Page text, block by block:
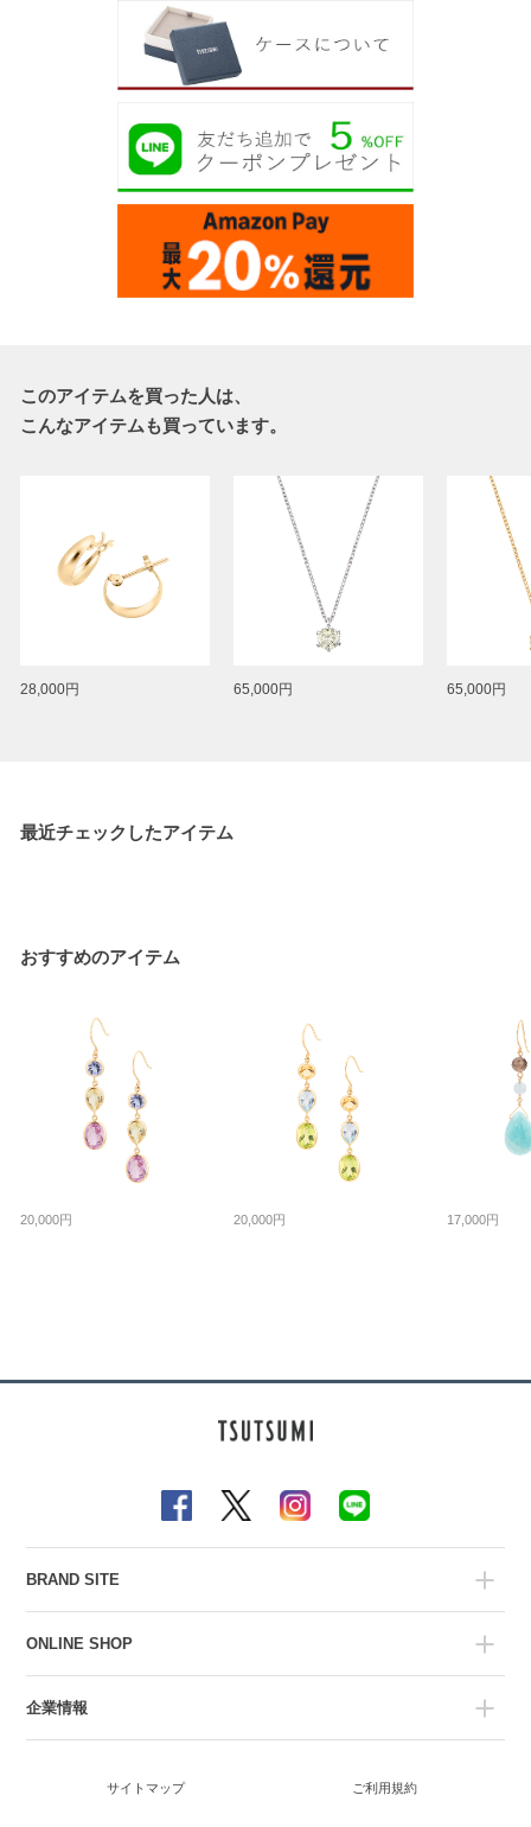
このアイテムを買った人は、
こんなアイテムも買っています。
28,000円 65,000円 65,000円
最近チェックしたアイテム
おすすめのアイテム
20,000円 20,000円 17,000円
BRAND SITE
ONLINE SHOP
企業情報
サイトマップ ご利用規約